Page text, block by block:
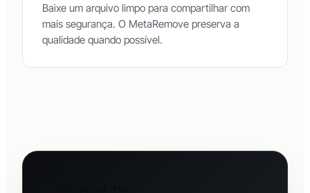
Baixe um arquivo limpo para compartilhar com
mais segurança. O MetaRemove preserva a
qualidade quando possível.